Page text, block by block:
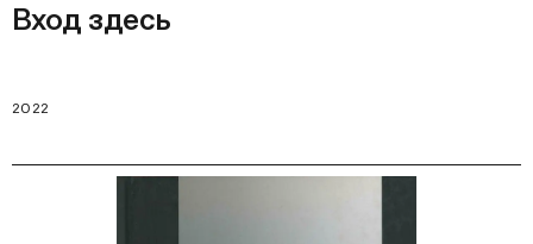
Вход здесь
2022